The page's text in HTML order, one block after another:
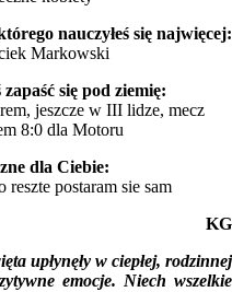
nauczyłeś się najwięcej:
Markowski
się pod ziemię:
jeszcze w III lidze, mecz
8:0 dla Motoru
dla Ciebie:
postaram sie sam
KG
upłynęły w ciepłej, rodzinnej
emocje. Niech wszelkie